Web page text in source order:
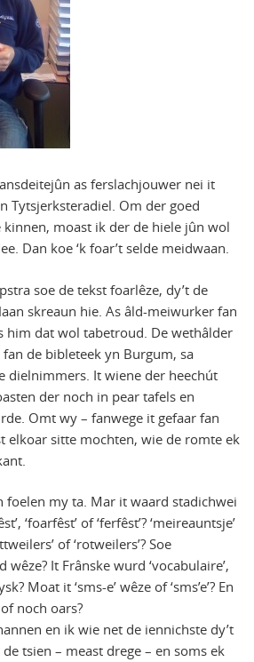
as ferslachjouwer nei it
Tytsjerksteradiel. Om der goed
moast ik der de hiele jûn wol
Dan koe ‘k foar’t selde meidwaan.
soe de tekst foarlêze, dy’t de
skreaun hie. As âld-meiwurker fan
him dat wol tabetroud. De wethâlder
de bibleteek yn Burgum, sa
dielnimmers. It wiene der heechút
der noch in pear tafels en
Omt wy – fanwege it gefaar fan
elkoar sitte mochten, wie de romte ek
foelen my ta. Mar it waard stadichwei
‘foarfêst’ of ‘ferfêst’? ‘meireauntsje’
of ‘rotweilers’? Soe
wêze? It Frânske wurd ‘vocabulaire’,
Moat it ‘sms-e’ wêze of ‘sms’e’? En
noch oars?
en ik wie net de iennichste dy’t
tsien – meast drege – en soms ek